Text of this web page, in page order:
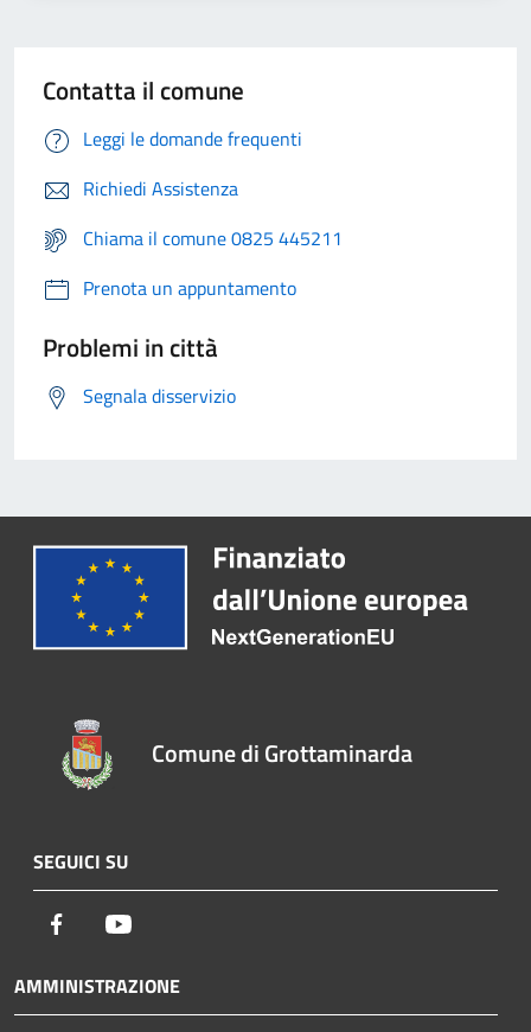
Contatta il comune
Leggi le domande frequenti
Richiedi Assistenza
Chiama il comune 0825 445211
Prenota un appuntamento
Problemi in città
Segnala disservizio
Comune di Grottaminarda
SEGUICI SU
Facebook
AMMINISTRAZIONE